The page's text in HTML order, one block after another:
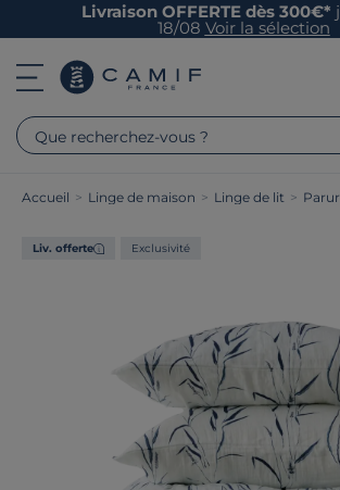
Livraison OFFERTE dès 300€*
18/08 Voir la sélection
Que recherchez-vous ?
Accueil > Linge de maison > Linge de lit >
Liv. offerte Exclusivité